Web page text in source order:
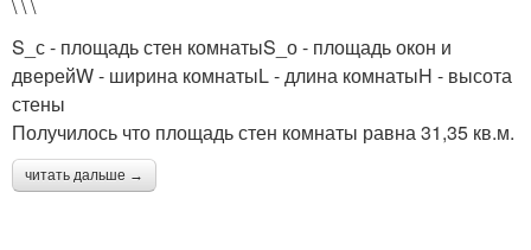
\ \ \
S_с - площадь стен комнатыS_о - площадь окон и
дверейW - ширина комнатыL - длина комнатыH - высота
стены
Получилось что площадь стен комнаты равна 31,35 кв.м.
читать дальше →